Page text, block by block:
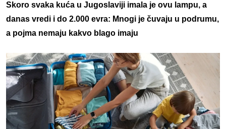
Skoro svaka kuća u Jugoslaviji imala je ovu lampu, a
danas vredi i do 2.000 evra: Mnogi je čuvaju u podrumu,
a pojma nemaju kakvo blago imaju